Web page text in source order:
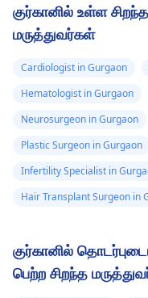
தூக்கிக்கொண்டு
இருந்தாலோ நீங்கள்
போக்க, நீங்கள் சில
மென்மையான நீட்சிப்
பயிற்சிகளைச்
உங்கள் தோரணையை
சரிசெய்து, சூடான
பேட்களைப்
பயன்படுத்தலாம். இந்த
உணர்வு தொடர்ந்தால்,
நிபுணர்.
குர்கானில் உள்ள
மருத்துவர்கள்
Cardiologist in Gurgaon
Hematologist in Gurgaon
Neurosurgeon in Gurgaon
Plastic Surgeon in Gurgaon
Infertility Specialist in
Hair Transplant Surgeon in
குர்கானில்
பெற்ற சிறந்த